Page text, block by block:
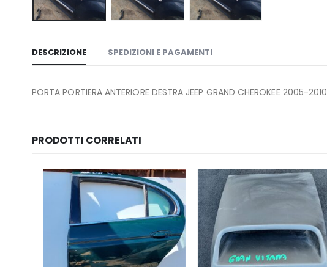
DESCRIZIONE SPEDIZIONI E PAGAMENTI
PORTA PORTIERA ANTERIORE DESTRA JEEP GRAND CHEROKEE 2005-2010
PRODOTTI CORRELATI